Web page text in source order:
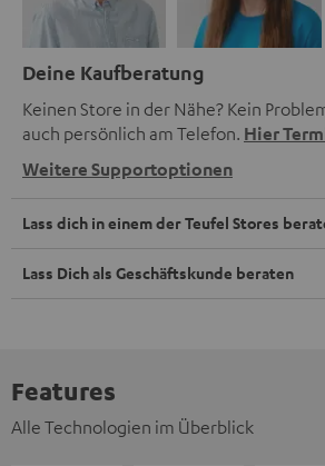
Deine Kaufberatung
Keinen Store in der Nähe? Kein
auch persönlich am Telefon. Hier
Weitere Supportoptionen
Lass dich in einem der Teufel Stores
Lass Dich als Geschäftskunde beraten
Features
Alle Technologien im Überblick